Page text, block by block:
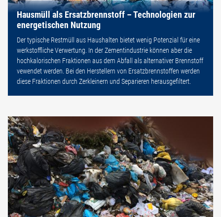
Hausmüll als Ersatzbrennstoff – Technologien zur
energetischen Nutzung
Der typische Restmüll aus Haushalten bietet wenig Potenzial für eine
werkstoffliche Verwertung. In der Zementindustrie können aber die
hochkalorischen Fraktionen aus dem Abfall als alternativer Brennstoff
vewendet werden. Bei den Herstellern von Ersatzbrennstoffen werden
diese Fraktionen durch Zerkleinern und Separieren herausgefiltert.